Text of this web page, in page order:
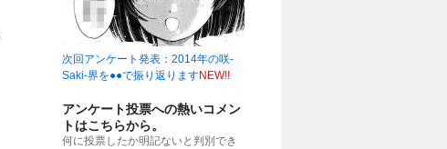
次回アンケート発表：2014年の咲-
Saki-界を●●で振り返りますNEW!!
アンケート投票への熱いコメン
トはこちらから。
何に投票したか明記ないと判別でき